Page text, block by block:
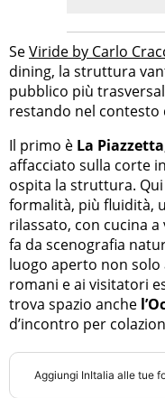
SeViride by Carlo
dining, la struttura
pubblico più
restando nel contesto
Il primo è La Piazzetta
affacciato sulla corte
ospita la struttura.
formalità, più fluidità,
rilassato, con cucina
fa da scenografia
luogo aperto non solo
romani e ai visitatori
trova spazio anche
d’incontro per
Aggiungi InItalia alle tue